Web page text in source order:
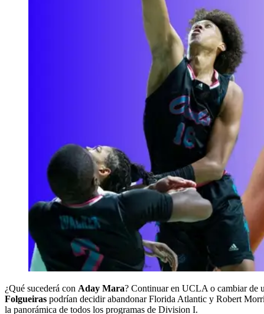
¿Qué sucederá con Aday Mara? Continuar en UCLA o cambiar de
Folgueiras podrían decidir abandonar Florida Atlantic y Robert
la panorámica de todos los programas de Division I.